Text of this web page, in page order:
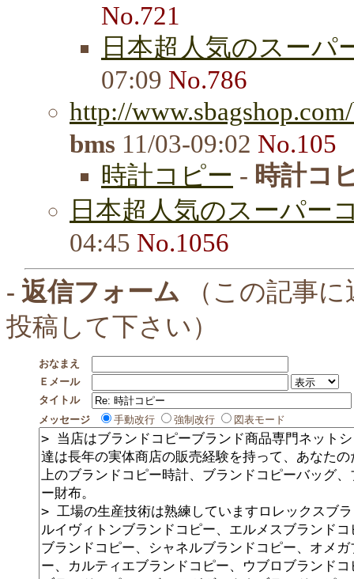
No.721
日本超人気のスーパ
07:09 No.786
http://
bms 11/03-09:02 No.105
時計コピー - 時計コ
日本超人気のスーパー
04:45 No.1056
- 返信フォーム （この記事
投稿して下さい）
おなまえ
Ｅメール
タイトル
メッセージ
手動改行 強制改行 図表モード